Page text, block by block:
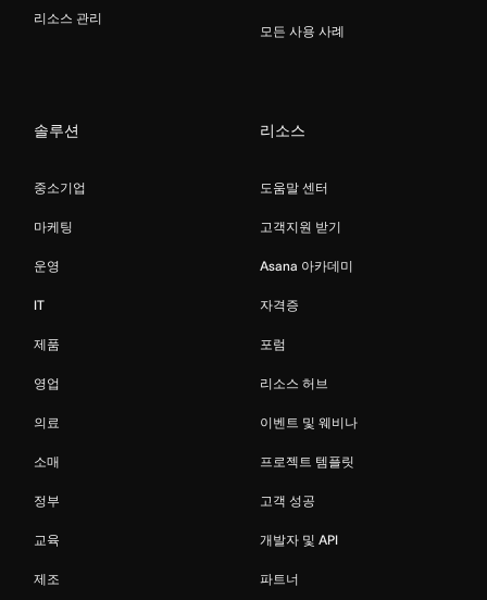
리소스 관리
모든 사용 사례
솔루션
중소기업
마케팅
운영
IT
제품
영업
의료
소매
정부
교육
제조
리소스
도움말 센터
고객지원 받기
Asana 아카데미
자격증
포럼
리소스 허브
이벤트 및 웨비나
프로젝트 템플릿
고객 성공
개발자 및 API
파트너